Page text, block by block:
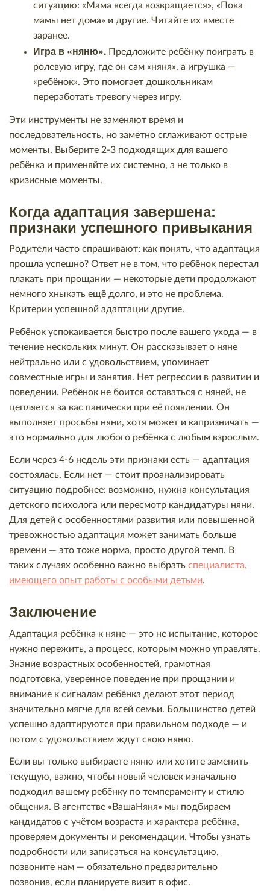
ситуацию: «Мама всегда возвращается», «Пока
мамы нет дома» и другие. Читайте их вместе
заранее.
Игра в «няню». Предложите ребёнку поиграть в
ролевую игру, где он сам «няня», а игрушка —
«ребёнок». Это помогает дошкольникам
переработать тревогу через игру.
Эти инструменты не заменяют время и
последовательность, но заметно сглаживают острые
моменты. Выберите 2-3 подходящих для вашего
ребёнка и применяйте их системно, а не только в
кризисные моменты.
Когда адаптация завершена:
признаки успешного привыкания
Родители часто спрашивают: как понять, что адаптация
прошла успешно? Ответ не в том, что ребёнок перестал
плакать при прощании — некоторые дети продолжают
немного хныкать ещё долго, и это не проблема.
Критерии успешной адаптации другие.
Ребёнок успокаивается быстро после вашего ухода — в
течение нескольких минут. Он рассказывает о няне
нейтрально или с удовольствием, упоминает
совместные игры и занятия. Нет регрессии в развитии и
поведении. Ребёнок не боится оставаться с няней, не
цепляется за вас панически при её появлении. Он
выполняет просьбы няни, хотя может и капризничать —
это нормально для любого ребёнка с любым взрослым.
Если через 4-6 недель эти признаки есть — адаптация
состоялась. Если нет — стоит проанализировать
ситуацию подробнее: возможно, нужна консультация
детского психолога или пересмотр кандидатуры няни.
Для детей с особенностями развития или повышенной
тревожностью адаптация может занимать больше
времени — это тоже норма, просто другой темп. В
таких случаях особенно важно выбрать специалиста,
имеющего опыт работы с особыми детьми.
Заключение
Адаптация ребёнка к няне — это не испытание, которое
нужно пережить, а процесс, которым можно управлять.
Знание возрастных особенностей, грамотная
подготовка, уверенное поведение при прощании и
внимание к сигналам ребёнка делают этот период
значительно мягче для всей семьи. Большинство детей
успешно адаптируются при правильном подходе — и
потом с удовольствием ждут свою няню.
Если вы только выбираете няню или хотите заменить
текущую, важно, чтобы новый человек изначально
подходил вашему ребёнку по темпераменту и стилю
общения. В агентстве «ВашаНяня» мы подбираем
кандидатов с учётом возраста и характера ребёнка,
проверяем документы и рекомендации. Чтобы узнать
подробности или записаться на консультацию,
позвоните нам — обязательно предварительно
позвонив, если планируете визит в офис.